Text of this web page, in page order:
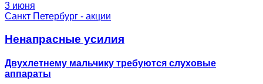
3 июня
Санкт Петербург - акции
Ненапрасные усилия
Двухлетнему мальчику требуются слуховые
аппараты